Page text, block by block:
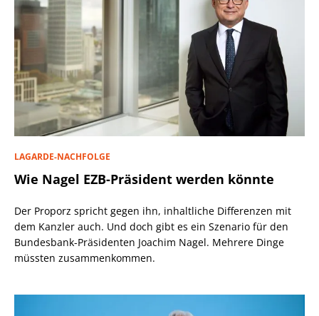
LAGARDE-NACHFOLGE
Wie Nagel EZB-Präsident werden könnte
Der Proporz spricht gegen ihn, inhaltliche Differenzen mit
dem Kanzler auch. Und doch gibt es ein Szenario für den
Bundesbank-Präsidenten Joachim Nagel. Mehrere Dinge
müssten zusammenkommen.